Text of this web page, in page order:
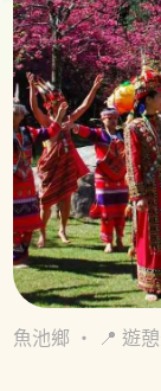
魚池鄉 ・ 📍 遊